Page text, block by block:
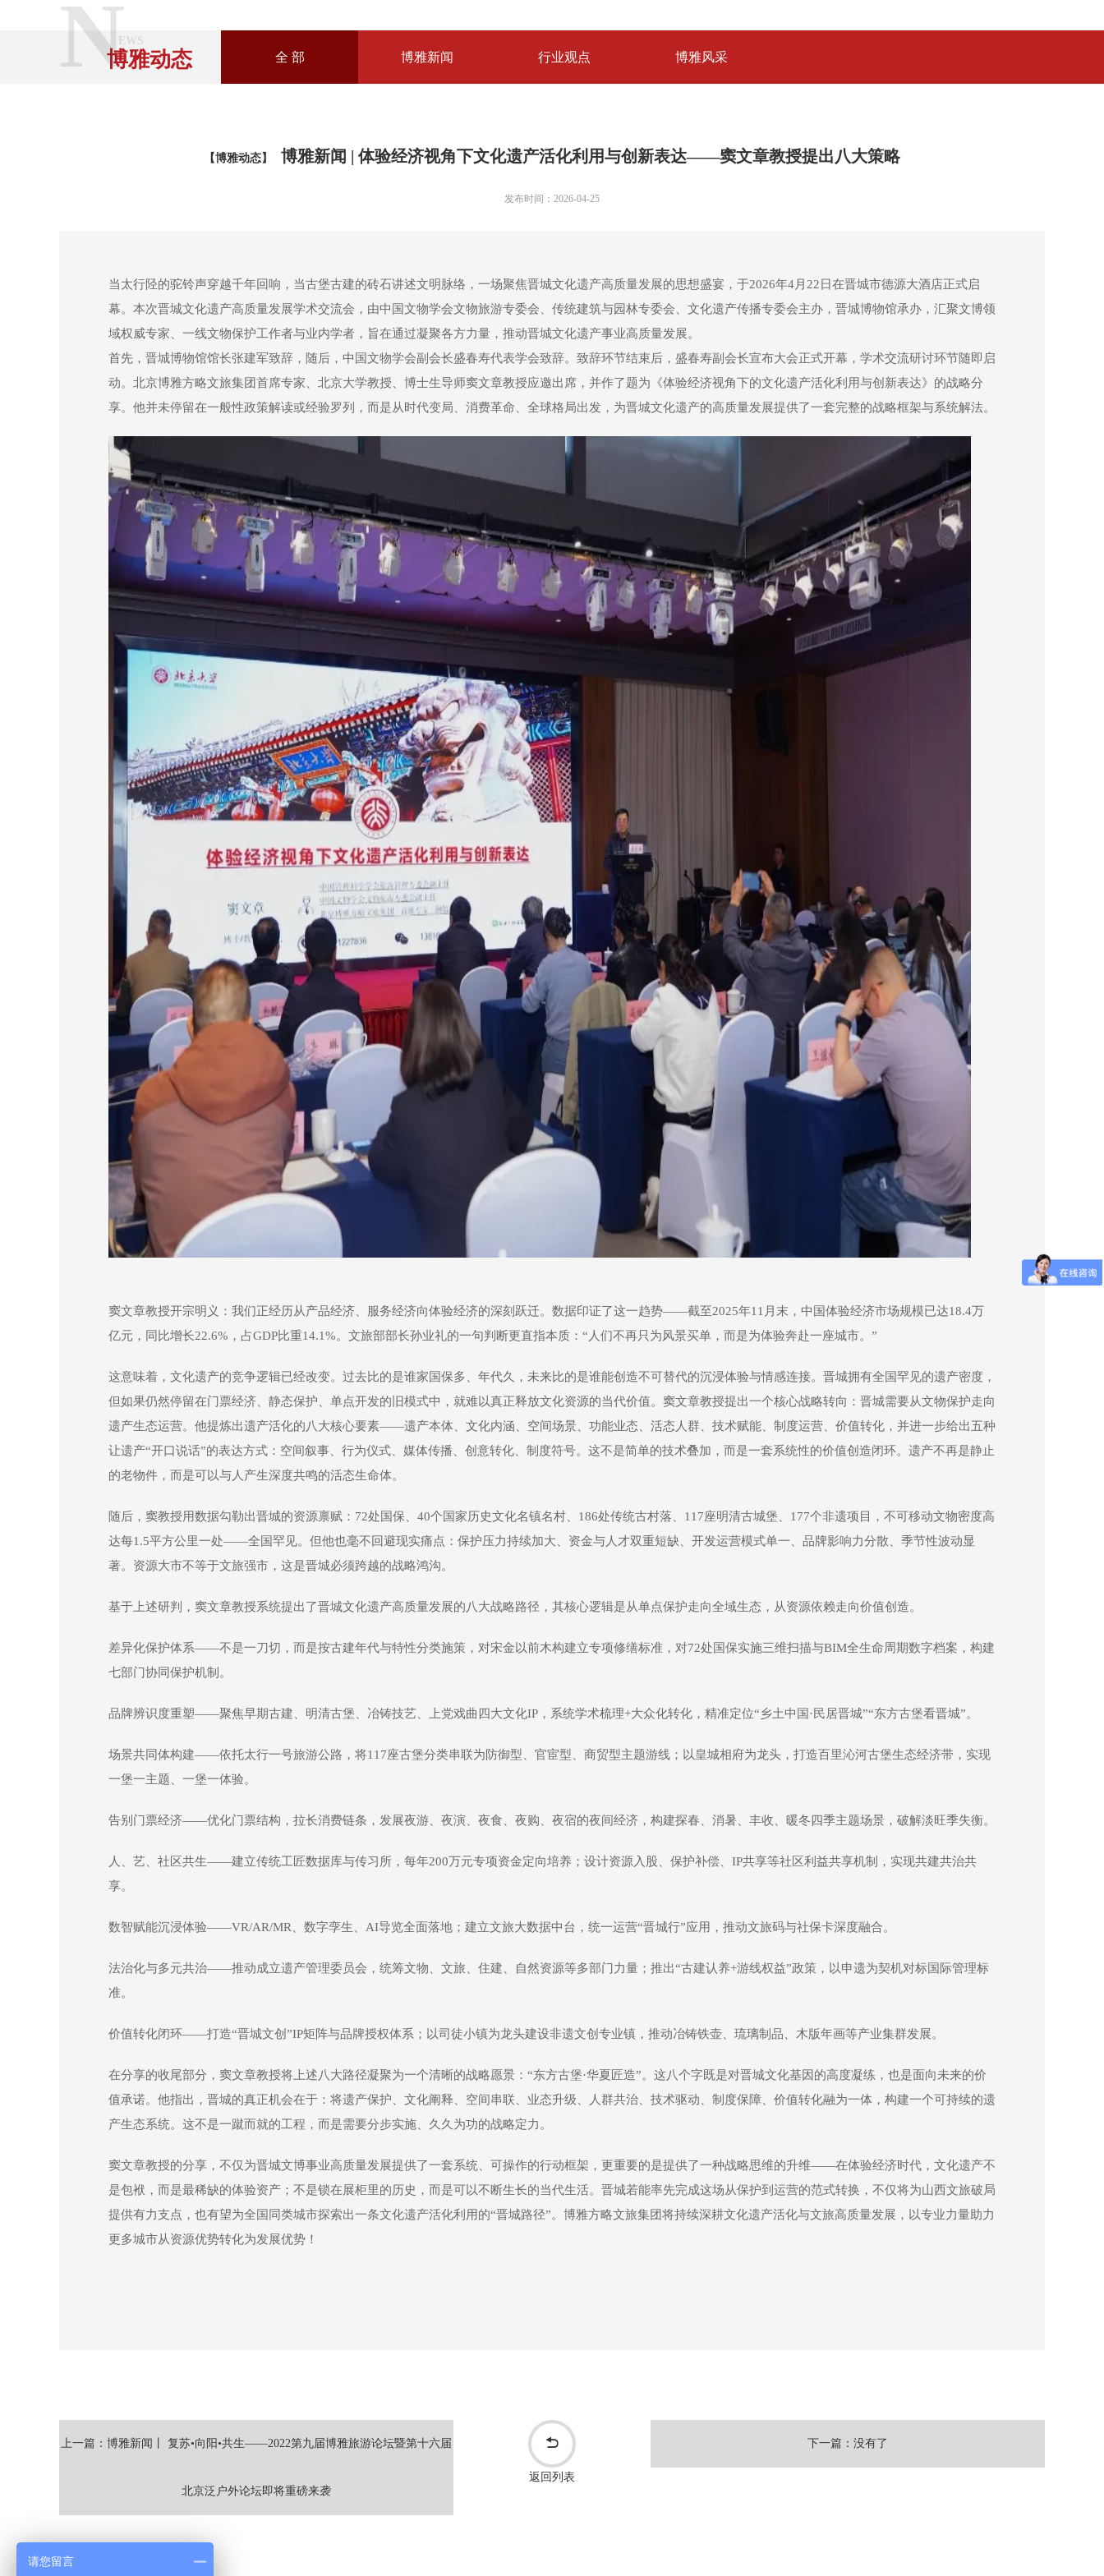
NEWS
博雅动态 全 部 博雅新闻 行业观点 博雅风采
【博雅动态】 博雅新闻 | 体验经济视角下文化遗产活化利用与创新表达——窦文章教授提出八大策略
发布时间：2026-04-25
当太行陉的驼铃声穿越千年回响，当古堡古建的砖石讲述文明脉络，一场聚焦晋城文化遗产高质量发展的思想盛宴，于2026年4月22日在晋城市德源大酒店正式启
幕。本次晋城文化遗产高质量发展学术交流会，由中国文物学会文物旅游专委会、传统建筑与园林专委会、文化遗产传播专委会主办，晋城博物馆承办，汇聚文博领
域权威专家、一线文物保护工作者与业内学者，旨在通过凝聚各方力量，推动晋城文化遗产事业高质量发展。
首先，晋城博物馆馆长张建军致辞，随后，中国文物学会副会长盛春寿代表学会致辞。致辞环节结束后，盛春寿副会长宣布大会正式开幕，学术交流研讨环节随即启
动。北京博雅方略文旅集团首席专家、北京大学教授、博士生导师窦文章教授应邀出席，并作了题为《体验经济视角下的文化遗产活化利用与创新表达》的战略分
享。他并未停留在一般性政策解读或经验罗列，而是从时代变局、消费革命、全球格局出发，为晋城文化遗产的高质量发展提供了一套完整的战略框架与系统解法。
窦文章教授开宗明义：我们正经历从产品经济、服务经济向体验经济的深刻跃迁。数据印证了这一趋势——截至2025年11月末，中国体验经济市场规模已达18.4万
亿元，同比增长22.6%，占GDP比重14.1%。文旅部部长孙业礼的一句判断更直指本质：“人们不再只为风景买单，而是为体验奔赴一座城市。”
这意味着，文化遗产的竞争逻辑已经改变。过去比的是谁家国保多、年代久，未来比的是谁能创造不可替代的沉浸体验与情感连接。晋城拥有全国罕见的遗产密度，
但如果仍然停留在门票经济、静态保护、单点开发的旧模式中，就难以真正释放文化资源的当代价值。窦文章教授提出一个核心战略转向：晋城需要从文物保护走向
遗产生态运营。他提炼出遗产活化的八大核心要素——遗产本体、文化内涵、空间场景、功能业态、活态人群、技术赋能、制度运营、价值转化，并进一步给出五种
让遗产“开口说话”的表达方式：空间叙事、行为仪式、媒体传播、创意转化、制度符号。这不是简单的技术叠加，而是一套系统性的价值创造闭环。遗产不再是静止
的老物件，而是可以与人产生深度共鸣的活态生命体。
随后，窦教授用数据勾勒出晋城的资源禀赋：72处国保、40个国家历史文化名镇名村、186处传统古村落、117座明清古城堡、177个非遗项目，不可移动文物密度高
达每1.5平方公里一处——全国罕见。但他也毫不回避现实痛点：保护压力持续加大、资金与人才双重短缺、开发运营模式单一、品牌影响力分散、季节性波动显
著。资源大市不等于文旅强市，这是晋城必须跨越的战略鸿沟。
基于上述研判，窦文章教授系统提出了晋城文化遗产高质量发展的八大战略路径，其核心逻辑是从单点保护走向全域生态，从资源依赖走向价值创造。
差异化保护体系——不是一刀切，而是按古建年代与特性分类施策，对宋金以前木构建立专项修缮标准，对72处国保实施三维扫描与BIM全生命周期数字档案，构建
七部门协同保护机制。
品牌辨识度重塑——聚焦早期古建、明清古堡、冶铸技艺、上党戏曲四大文化IP，系统学术梳理+大众化转化，精准定位“乡土中国·民居晋城”“东方古堡看晋城”。
场景共同体构建——依托太行一号旅游公路，将117座古堡分类串联为防御型、官宦型、商贸型主题游线；以皇城相府为龙头，打造百里沁河古堡生态经济带，实现
一堡一主题、一堡一体验。
告别门票经济——优化门票结构，拉长消费链条，发展夜游、夜演、夜食、夜购、夜宿的夜间经济，构建探春、消暑、丰收、暖冬四季主题场景，破解淡旺季失衡。
人、艺、社区共生——建立传统工匠数据库与传习所，每年200万元专项资金定向培养；设计资源入股、保护补偿、IP共享等社区利益共享机制，实现共建共治共
享。
数智赋能沉浸体验——VR/AR/MR、数字孪生、AI导览全面落地；建立文旅大数据中台，统一运营“晋城行”应用，推动文旅码与社保卡深度融合。
法治化与多元共治——推动成立遗产管理委员会，统筹文物、文旅、住建、自然资源等多部门力量；推出“古建认养+游线权益”政策，以申遗为契机对标国际管理标
准。
价值转化闭环——打造“晋城文创”IP矩阵与品牌授权体系；以司徒小镇为龙头建设非遗文创专业镇，推动冶铸铁壶、琉璃制品、木版年画等产业集群发展。
在分享的收尾部分，窦文章教授将上述八大路径凝聚为一个清晰的战略愿景：“东方古堡·华夏匠造”。这八个字既是对晋城文化基因的高度凝练，也是面向未来的价
值承诺。他指出，晋城的真正机会在于：将遗产保护、文化阐释、空间串联、业态升级、人群共治、技术驱动、制度保障、价值转化融为一体，构建一个可持续的遗
产生态系统。这不是一蹴而就的工程，而是需要分步实施、久久为功的战略定力。
窦文章教授的分享，不仅为晋城文博事业高质量发展提供了一套系统、可操作的行动框架，更重要的是提供了一种战略思维的升维——在体验经济时代，文化遗产不
是包袱，而是最稀缺的体验资产；不是锁在展柜里的历史，而是可以不断生长的当代生活。晋城若能率先完成这场从保护到运营的范式转换，不仅将为山西文旅破局
提供有力支点，也有望为全国同类城市探索出一条文化遗产活化利用的“晋城路径”。博雅方略文旅集团将持续深耕文化遗产活化与文旅高质量发展，以专业力量助力
更多城市从资源优势转化为发展优势！
上一篇：博雅新闻丨 复苏•向阳•共生——2022第九届博雅旅游论坛暨第十六届
北京泛户外论坛即将重磅来袭
返回列表
下一篇：没有了
请您留言